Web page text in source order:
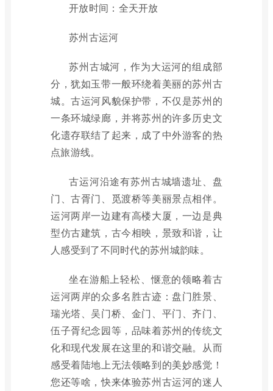
开放时间：全天开放
苏州古运河
苏州古城河，作为大运河的组成部
分，犹如玉带一般环绕着美丽的苏州古
城。古运河风貌保护带，不仅是苏州的
一条环城绿廊，并将苏州的许多历史文
化遗存联结了起来，成了中外游客的热
点旅游线。
古运河沿途有苏州古城墙遗址、盘
门、古胥门、觅渡桥等美丽景点相伴。
运河两岸一边建有高楼大厦，一边是典
型仿古建筑，古今相映，景致和谐，让
人感受到了不同时代的苏州城韵味。
坐在游船上轻松、惬意的领略着古
运河两岸的众多名胜古迹：盘门胜景、
瑞光塔、吴门桥、金门、平门、齐门、
伍子胥纪念园等，品味着苏州的传统文
化和现代发展在这里的和谐交融。从而
感受着陆地上无法领略到的美妙感觉！
您还等啥，快来体验苏州古运河的迷人